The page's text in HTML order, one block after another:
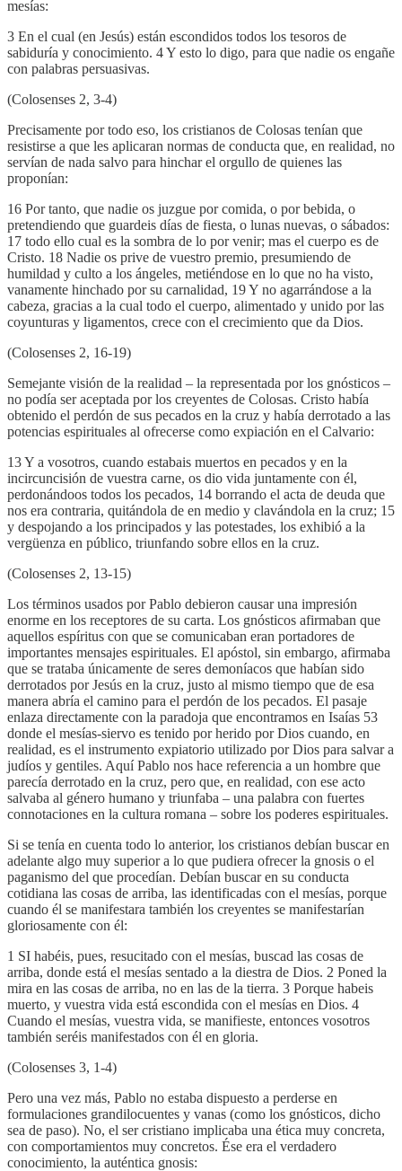
mesías:
3 En el cual (en Jesús) están escondidos todos los tesoros de
sabiduría y conocimiento. 4 Y esto lo digo, para que nadie os engañe
con palabras persuasivas.
(Colosenses 2, 3-4)
Precisamente por todo eso, los cristianos de Colosas tenían que
resistirse a que les aplicaran normas de conducta que, en realidad, no
servían de nada salvo para hinchar el orgullo de quienes las
proponían:
16 Por tanto, que nadie os juzgue por comida, o por bebida, o
pretendiendo que guardeis días de fiesta, o lunas nuevas, o sábados:
17 todo ello cual es la sombra de lo por venir; mas el cuerpo es de
Cristo. 18 Nadie os prive de vuestro premio, presumiendo de
humildad y culto a los ángeles, metiéndose en lo que no ha visto,
vanamente hinchado por su carnalidad, 19 Y no agarrándose a la
cabeza, gracias a la cual todo el cuerpo, alimentado y unido por las
coyunturas y ligamentos, crece con el crecimiento que da Dios.
(Colosenses 2, 16-19)
Semejante visión de la realidad – la representada por los gnósticos –
no podía ser aceptada por los creyentes de Colosas. Cristo había
obtenido el perdón de sus pecados en la cruz y había derrotado a las
potencias espirituales al ofrecerse como expiación en el Calvario:
13 Y a vosotros, cuando estabais muertos en pecados y en la
incircuncisión de vuestra carne, os dio vida juntamente con él,
perdonándoos todos los pecados, 14 borrando el acta de deuda que
nos era contraria, quitándola de en medio y clavándola en la cruz; 15
y despojando a los principados y las potestades, los exhibió a la
vergüenza en público, triunfando sobre ellos en la cruz.
(Colosenses 2, 13-15)
Los términos usados por Pablo debieron causar una impresión
enorme en los receptores de su carta. Los gnósticos afirmaban que
aquellos espíritus con que se comunicaban eran portadores de
importantes mensajes espirituales. El apóstol, sin embargo, afirmaba
que se trataba únicamente de seres demoníacos que habían sido
derrotados por Jesús en la cruz, justo al mismo tiempo que de esa
manera abría el camino para el perdón de los pecados. El pasaje
enlaza directamente con la paradoja que encontramos en Isaías 53
donde el mesías-siervo es tenido por herido por Dios cuando, en
realidad, es el instrumento expiatorio utilizado por Dios para salvar a
judíos y gentiles. Aquí Pablo nos hace referencia a un hombre que
parecía derrotado en la cruz, pero que, en realidad, con ese acto
salvaba al género humano y triunfaba – una palabra con fuertes
connotaciones en la cultura romana – sobre los poderes espirituales.
Si se tenía en cuenta todo lo anterior, los cristianos debían buscar en
adelante algo muy superior a lo que pudiera ofrecer la gnosis o el
paganismo del que procedían. Debían buscar en su conducta
cotidiana las cosas de arriba, las identificadas con el mesías, porque
cuando él se manifestara también los creyentes se manifestarían
gloriosamente con él:
1 SI habéis, pues, resucitado con el mesías, buscad las cosas de
arriba, donde está el mesías sentado a la diestra de Dios. 2 Poned la
mira en las cosas de arriba, no en las de la tierra. 3 Porque habeis
muerto, y vuestra vida está escondida con el mesías en Dios. 4
Cuando el mesías, vuestra vida, se manifieste, entonces vosotros
también seréis manifestados con él en gloria.
(Colosenses 3, 1-4)
Pero una vez más, Pablo no estaba dispuesto a perderse en
formulaciones grandilocuentes y vanas (como los gnósticos, dicho
sea de paso). No, el ser cristiano implicaba una ética muy concreta,
con comportamientos muy concretos. Ése era el verdadero
conocimiento, la auténtica gnosis: